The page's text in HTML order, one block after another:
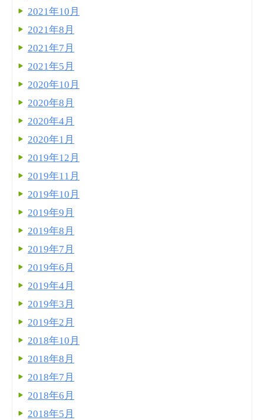
2021年10月
2021年8月
2021年7月
2021年5月
2020年10月
2020年8月
2020年4月
2020年1月
2019年12月
2019年11月
2019年10月
2019年9月
2019年8月
2019年7月
2019年6月
2019年4月
2019年3月
2019年2月
2018年10月
2018年8月
2018年7月
2018年6月
2018年5月